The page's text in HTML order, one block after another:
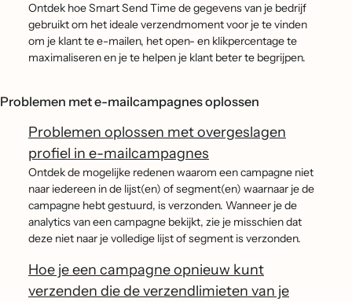
Ontdek hoe Smart Send Time de gegevens van je bedrijf
gebruikt om het ideale verzendmoment voor je te vinden
om je klant te e-mailen, het open- en klikpercentage te
maximaliseren en je te helpen je klant beter te begrijpen.
Problemen met e-mailcampagnes oplossen
Problemen oplossen met overgeslagen
profiel in e-mailcampagnes
Ontdek de mogelijke redenen waarom een campagne niet
naar iedereen in de lijst(en) of segment(en) waarnaar je de
campagne hebt gestuurd, is verzonden. Wanneer je de
analytics van een campagne bekijkt, zie je misschien dat
deze niet naar je volledige lijst of segment is verzonden.
Hoe je een campagne opnieuw kunt
verzenden die de verzendlimieten van je